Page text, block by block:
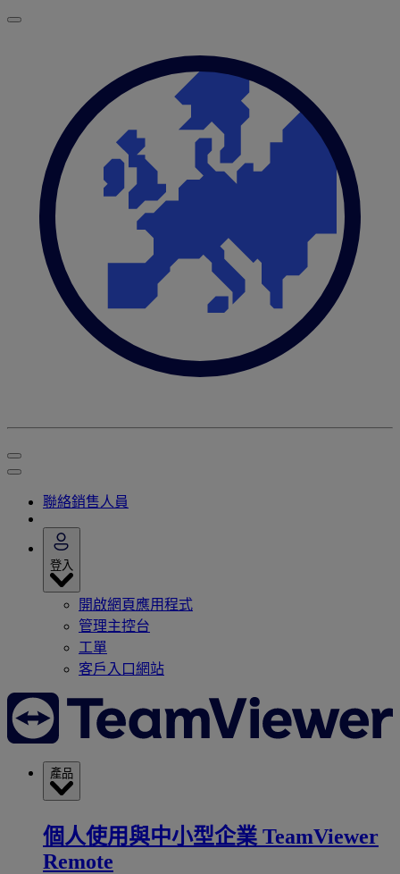
聯絡銷售人員
登入
開啟網頁應用程式
管理主控台
工單
客戶入口網站
產品
個人使用與中小型企業 TeamViewer
Remote